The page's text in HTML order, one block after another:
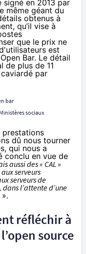
signé en 2013 par
même géant du
obtenus à
qu’il vise à
que le prix ne
est
Bar. Le détail
de plus de 11
par
sociaux
prestations
dû nous tourner
qui nous a
conclu en vue de
aussi des « CAL »
serveurs
serveurs de
l’attente d’une
».
réfléchir à
source